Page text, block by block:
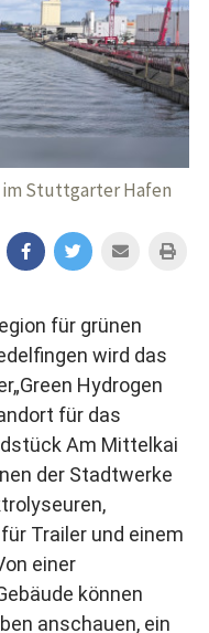
im Stuttgarter Hafen
für grünen
wird das
Hydrogen
für das
Am Mittelkai
der Stadtwerke
Trailer und einem
einer
können
anschauen, ein